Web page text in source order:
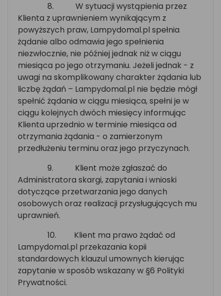
8.
W sytuacji wystąpienia przez
Klienta z uprawnieniem wynikającym z
powyższych praw, Lampydomal.pl spełnia
żądanie albo odmawia jego spełnienia
niezwłocznie, nie później jednak niż w ciągu
miesiąca po jego otrzymaniu. Jeżeli jednak - z
uwagi na skomplikowany charakter żądania lub
liczbę żądań – Lampydomal.pl nie będzie mógł
spełnić żądania w ciągu miesiąca, spełni je w
ciągu kolejnych dwóch miesięcy informując
Klienta uprzednio w terminie miesiąca od
otrzymania żądania - o zamierzonym
przedłużeniu terminu oraz jego przyczynach.
9.
Klient może zgłaszać do
Administratora skargi, zapytania i wnioski
dotyczące przetwarzania jego danych
osobowych oraz realizacji przysługujących mu
uprawnień.
10.
Klient ma prawo żądać od
Lampydomal.pl przekazania kopii
standardowych klauzul umownych kierując
zapytanie w sposób wskazany w §6 Polityki
Prywatności.